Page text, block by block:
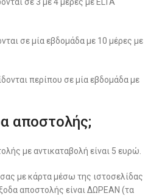
σε 3 με 4 μέρες με ELTA
σε μία εβδομάδα με 10 μέρες με
περίπου σε μία εβδομάδα με
αποστολής;
με αντικαταβολή είναι 5 ευρώ.
με κάρτα μέσω της ιστοσελίδας
αποστολής είναι ΔΩΡΕΑΝ (τα